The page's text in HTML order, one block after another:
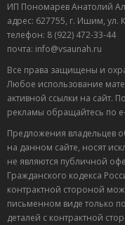
ИП Пономарев Анатолий
адрес: 627755, г. Ишим, ул.
телефон: 8 (922) 472-33-44
почта: info@vsaunah.ru
Все права защищены и
Любое использование
активной ссылки на сайт.
рекламы обращайтесь по
Предложения владельцев
на данном сайте, носят
не являются публичной
Гражданского кодекса
контрактной стороной
письменном виде только
деталей с контрактной